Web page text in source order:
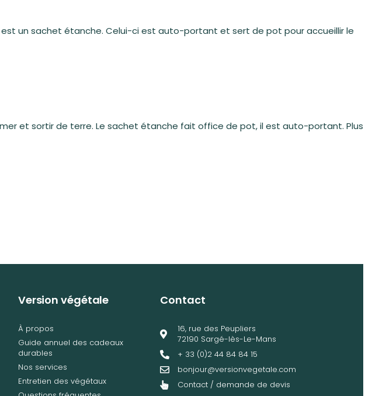
un sachet étanche. Celui-ci est auto-portant et sert de pot pour accueillir le
et sortir de terre. Le sachet étanche fait office de pot, il est auto-portant. Plus
Version végétale
À propos
Guide annuel des cadeaux
durables
Nos services
Entretien des végétaux
Contact
16, rue des Peupliers
72190 Sargé-lès-Le-Mans
+ 33 (0)2 44 84 84 15
bonjour@versionvegetale.com
Contact / demande de devis